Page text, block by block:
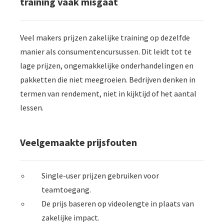
Veel makers prijzen zakelijke training op dezelfde
manier als consumentencursussen. Dit leidt tot te
lage prijzen, ongemakkelijke onderhandelingen en
pakketten die niet meegroeien. Bedrijven denken in
termen van rendement, niet in kijktijd of het aantal
lessen.
Veelgemaakte prijsfouten
Single-user prijzen gebruiken voor
teamtoegang.
De prijs baseren op videolengte in plaats van
zakelijke impact.
Hierdoor
van